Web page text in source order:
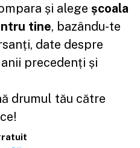
și alege școala
tine, bazându-te
date despre
precedenți și
drumul tău către